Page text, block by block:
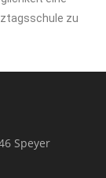
zu
Speyer